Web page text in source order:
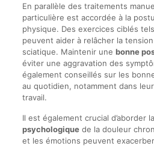
En parallèle des traitements
particulière est accordée à la
physique. Des exercices ciblés
peuvent aider à relâcher la
sciatique. Maintenir une bonne
éviter une aggravation des
également conseillés sur les
au quotidien, notamment dans
travail.
Il est également crucial d’aborder la
psychologiquede la douleur
et les émotions peuvent